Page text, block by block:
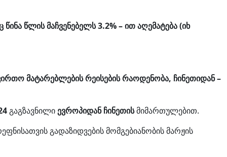
წლის მაჩვენებელს 3.2% – ით აღემატება (იხ
მატარებლების რეისების რაოდენობა, ჩინეთიდან –
გაგზავნილიევროპიდან ჩინეთისმიმართულებით.
გადაზიდვების მომგებიანობის მარჟის